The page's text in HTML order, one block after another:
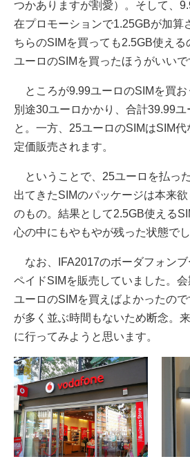
つかありますが割愛）。そして、
在プロモーションで1.25GBが加算
ちらのSIMを買っても2.5GB使え
ユーロのSIMを買ったほうがいいで
ところが9.99ユーロのSIMを買お
別途30ユーロかかり、合計39.99ユ
と。一方、25ユーロのSIMはSIM代
定価販売されます。
ということで、25ユーロを払っ
出てきたSIMのパッケージは本来
のもの。結果として2.5GB使える
心の中にもやもやが残った状態でし
なお、IFA2017のボーダフォンブ
ペイドSIMを販売していました。
ユーロのSIMを買えばよかったの
が多く並ぶ時間もないため断念。
に行ってみようと思います。